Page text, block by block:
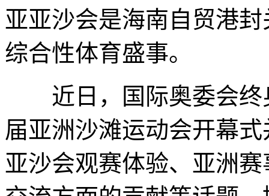
亚亚沙会是海南自贸港
综合性体育盛事。
近日，国际奥委会终
届亚洲沙滩运动会开幕
亚沙会观赛体验、亚洲